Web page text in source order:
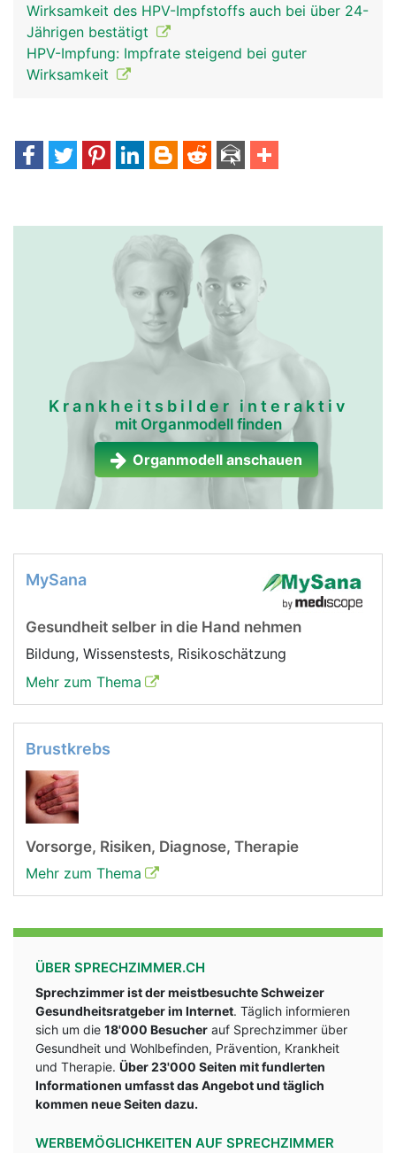
Wirksamkeit des HPV-Impfstoffs auch bei über 24-
Jährigen bestätigt
HPV-Impfung: Impfrate steigend bei guter
Wirksamkeit
Krankheitsbilder interaktiv
mit Organmodell finden
Organmodell anschauen
MySana
Gesundheit selber in die Hand nehmen
Bildung, Wissenstests, Risikoschätzung
Mehr zum Thema
Brustkrebs
Vorsorge, Risiken, Diagnose, Therapie
Mehr zum Thema
ÜBER SPRECHZIMMER.CH
Sprechzimmer ist der meistbesuchte Schweizer
Gesundheitsratgeber im Internet. Täglich informieren
sich um die 18'000 Besucher auf Sprechzimmer über
Gesundheit und Wohlbefinden, Prävention, Krankheit
und Therapie. Über 23'000 Seiten mit fundlerten
Informationen umfasst das Angebot und täglich
kommen neue Seiten dazu.
WERBEMÖGLICHKEITEN AUF SPRECHZIMMER